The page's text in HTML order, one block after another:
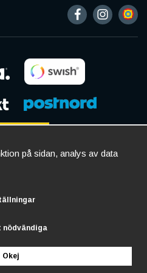
på sidan, analys av data
nödvändiga
Okej